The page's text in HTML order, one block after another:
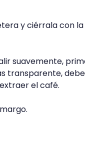
y ciérrala con
suavemente,
transparente,
el café.